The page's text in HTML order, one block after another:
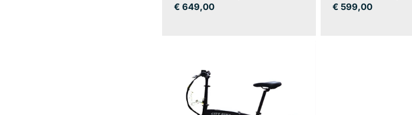
Regulärer
€ 649,00
Regulärer
€ 599,00